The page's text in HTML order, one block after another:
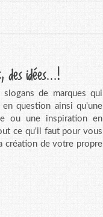
des idées...!
de marques qui
question ainsi qu'une
ou une inspiration en
ce qu'il faut pour vous
création de votre propre